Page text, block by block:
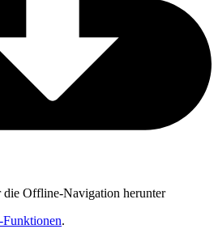
die Offline-Navigation herunter
Funktionen.